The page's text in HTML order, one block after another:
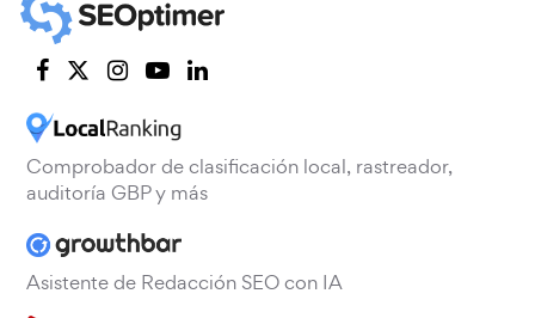
Comprobador de clasificación local, rastreador,
auditoría GBP y más
Asistente de Redacción SEO con IA